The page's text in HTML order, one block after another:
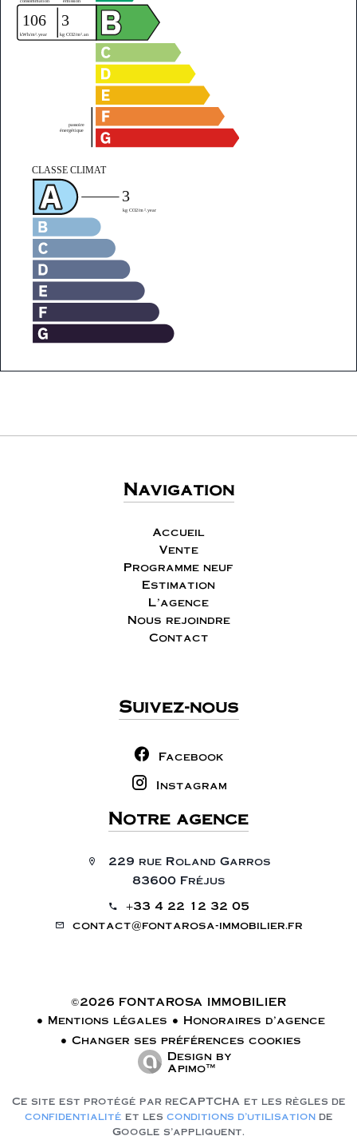
Navigation
Accueil
Vente
Programme neuf
Estimation
L'agence
Nous rejoindre
Contact
Suivez-nous
Facebook
Instagram
Notre agence
229 rue Roland Garros
83600 Fréjus
+33 4 22 12 32 05
contact@fontarosa-immobilier.fr
©2026 FONTAROSA IMMOBILIER
Mentions légales
Honoraires d'agence
Changer ses préférences cookies
Design by
Apimo™
Ce site est protégé par reCAPTCHA et les règles de
confidentialité et les conditions d'utilisationde
Google s'appliquent.